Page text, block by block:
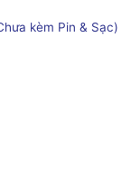
kèm Pin & Sạc)